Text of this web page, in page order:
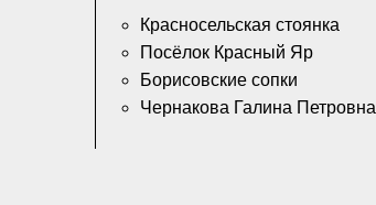
Красносельская стоянка
Посёлок Красный Яр
Борисовские сопки
Чернакова Галина Петровна